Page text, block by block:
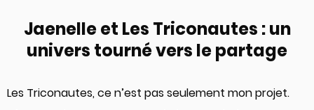
Jaenelle et Les Triconautes : un
univers tourné vers le partage
Les Triconautes, ce n’est pas seulement mon projet.